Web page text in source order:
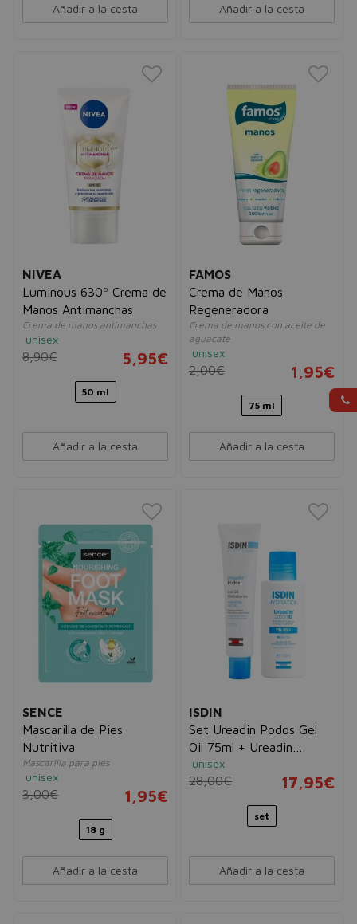
Añadir a la cesta Añadir a la cesta
NIVEA
Luminous 630º Crema de
Manos Antimanchas
Crema de manos antimanchas
unisex
8,90€ 5,95€
50 ml
Añadir a la cesta
FAMOS
Crema de Manos
Regeneradora
Crema de manos con aceite de
aguacate
unisex
2,00€ 1,95€
75 ml
Añadir a la cesta
SENCE
Mascarilla de Pies
Nutritiva
Mascarilla para pies
unisex
3,00€ 1,95€
18 g
Añadir a la cesta
ISDIN
Set Ureadin Podos Gel
Oil 75ml + Ureadin
Lotion10 Hidratación
Intensa 100ml
unisex
28,00€ 17,95€
set
Añadir a la cesta